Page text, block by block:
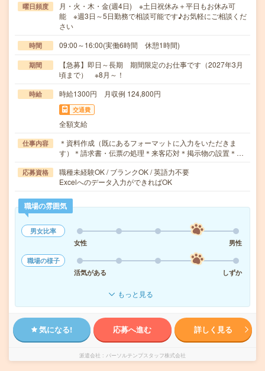
曜日頻度
月・火・木・金(週4日) ※土日祝休み＋平日もお休み可
能 ※週3日～5日勤務で相談可能です♪お気軽にご相談くだ
さい
時間 09:00～16:00(実働6時間 休憩1時間)
期間
【急募】即日～長期 期間限定のお仕事です（2027年3月
頃まで） ※8月～！
時給 時給1300円 月収例 124,800円
交通費
全額支給
仕事内容
＊資料作成（既にあるフォーマットに入力をいただきま
す）＊請求書・伝票の処理＊来客応対＊掲示物の設置＊…
応募資格
職種未経験OK / ブランクOK / 英語力不要
Excelへのデータ入力ができればOK
職場の雰囲気
男女比率
女性
男性
職場の様子
活気がある
しずか
もっと見る
気になる! 応募へ進む 詳しく見る
派遣会社 パーソルテンプスタッフ株式会社